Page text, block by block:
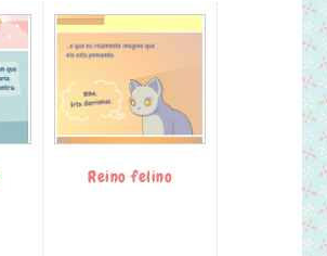
Reino felino